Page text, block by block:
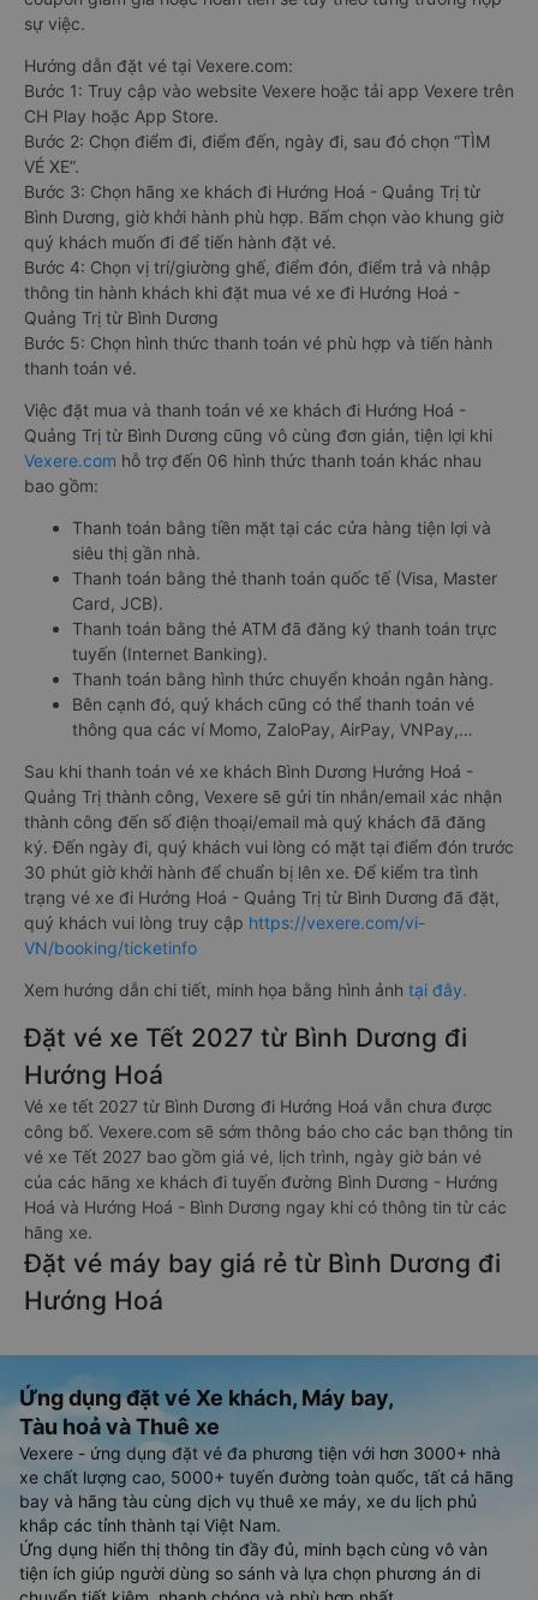
sự việc.
Hướng dẫn đặt vé tại Vexere.com:
Bước 1: Truy cập vào website Vexere hoặc tải app Vexere trên
CH Play hoặc App Store.
Bước 2: Chọn điểm đi, điểm đến, ngày đi, sau đó chọn “TÌM
VÉ XE”.
Bước 3: Chọn hãng xe khách đi Hướng Hoá - Quảng Trị từ
Bình Dương, giờ khởi hành phù hợp. Bấm chọn vào khung giờ
quý khách muốn đi để tiến hành đặt vé.
Bước 4: Chọn vị trí/giường ghế, điểm đón, điểm trả và nhập
thông tin hành khách khi đặt mua vé xe đi Hướng Hoá -
Quảng Trị từ Bình Dương
Bước 5: Chọn hình thức thanh toán vé phù hợp và tiến hành
thanh toán vé.
Việc đặt mua và thanh toán vé xe khách đi Hướng Hoá -
Quảng Trị từ Bình Dương cũng vô cùng đơn giản, tiện lợi khi
Vexere.com hỗ trợ đến 06 hình thức thanh toán khác nhau
bao gồm:
Thanh toán bằng tiền mặt tại các cửa hàng tiện lợi và
siêu thị gần nhà.
Thanh toán bằng thẻ thanh toán quốc tế (Visa, Master
Card, JCB).
Thanh toán bằng thẻ ATM đã đăng ký thanh toán trực
tuyến (Internet Banking).
Thanh toán bằng hình thức chuyển khoản ngân hàng.
Bên cạnh đó, quý khách cũng có thể thanh toán vé
thông qua các ví Momo, ZaloPay, AirPay, VNPay,…
Sau khi thanh toán vé xe khách Bình Dương Hướng Hoá -
Quảng Trị thành công, Vexere sẽ gửi tin nhắn/email xác nhận
thành công đến số điện thoại/email mà quý khách đã đăng
ký. Đến ngày đi, quý khách vui lòng có mặt tại điểm đón trước
30 phút giờ khởi hành để chuẩn bị lên xe. Để kiểm tra tình
trạng vé xe đi Hướng Hoá - Quảng Trị từ Bình Dương đã đặt,
quý khách vui lòng truy cập https://vexere.com/vi-
VN/booking/ticketinfo
Xem hướng dẫn chi tiết, minh họa bằng hình ảnh tại đây.
Đặt vé xe Tết 2027 từ Bình Dương đi
Hướng Hoá
Vé xe tết 2027 từ Bình Dương đi Hướng Hoá vẫn chưa được
công bố. Vexere.com sẽ sớm thông báo cho các bạn thông tin
vé xe Tết 2027 bao gồm giá vé, lịch trình, ngày giờ bán vé
của các hãng xe khách đi tuyến đường Bình Dương - Hướng
Hoá và Hướng Hoá - Bình Dương ngay khi có thông tin từ các
hãng xe.
Đặt vé máy bay giá rẻ từ Bình Dương đi
Hướng Hoá
Ứng dụng đặt vé Xe khách, Máy bay,
Tàu hoả và Thuê xe
Vexere - ứng dụng đặt vé đa phương tiện với hơn 3000+ nhà
xe chất lượng cao, 5000+ tuyến đường toàn quốc, tất cả hãng
bay và hãng tàu cùng dịch vụ thuê xe máy, xe du lịch phủ
khắp các tỉnh thành tại Việt Nam.
Ứng dụng hiển thị thông tin đầy đủ, minh bạch cùng vô vàn
tiện ích giúp người dùng so sánh và lựa chọn phương án di